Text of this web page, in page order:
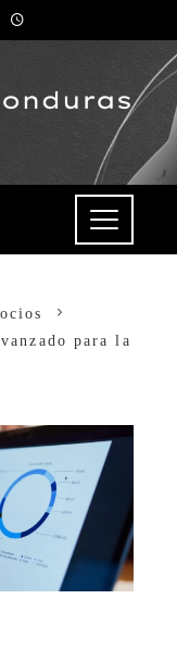
para la